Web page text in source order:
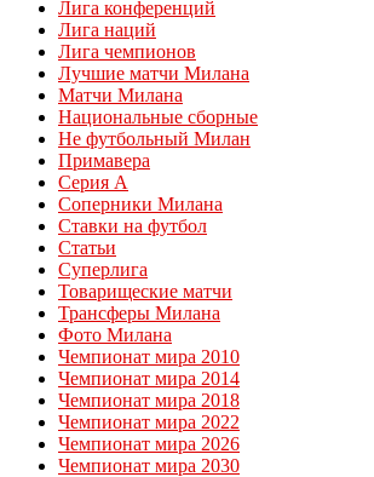
Лига конференций
Лига наций
Лига чемпионов
Лучшие матчи Милана
Матчи Милана
Национальные сборные
Не футбольный Милан
Примавера
Серия А
Соперники Милана
Ставки на футбол
Статьи
Суперлига
Товарищеские матчи
Трансферы Милана
Фото Милана
Чемпионат мира 2010
Чемпионат мира 2014
Чемпионат мира 2018
Чемпионат мира 2022
Чемпионат мира 2026
Чемпионат мира 2030